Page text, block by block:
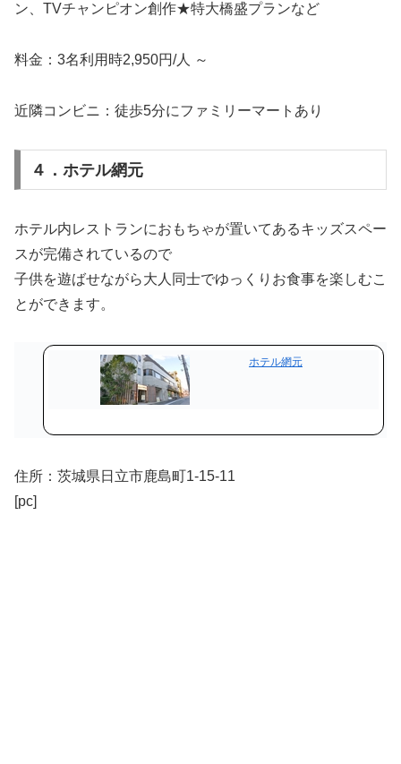
ン、TVチャンピオン創作★特大橋盛プランなど
料金：3名利用時2,950円/人 ～
近隣コンビニ：徒歩5分にファミリーマートあり
４．ホテル網元
ホテル内レストランにおもちゃが置いてあるキッズスペー
スが完備されているので
子供を遊ばせながら大人同士でゆっくりお食事を楽しむこ
とができます。
ホテル網元
住所：茨城県日立市鹿島町1-15-11
[pc]